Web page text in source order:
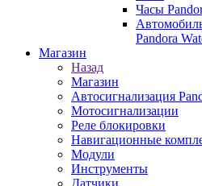
Часы
Pandora
Магазин
Назад
Магазин
Автосигнализация
Мотосигнализации
Реле блокировки
Навигационные
Модули
Инструменты
Датчики